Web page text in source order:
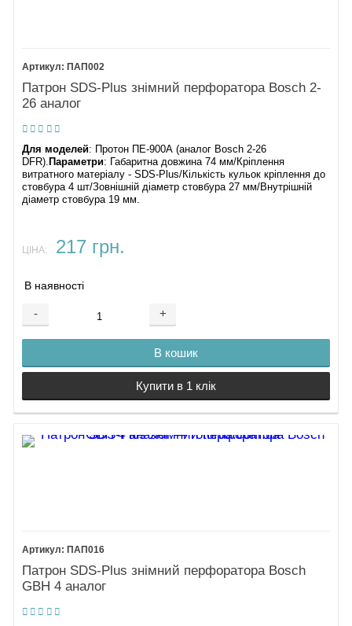
ПАП002
Патрон SDS-Plus знімний перфоратора Bosch 2-
26 аналог
Для моделей: Протон ПЕ-900А (аналог Bosch 2-26
DFR). Параметри: Габаритна довжина 74 мм/Кріплення
витратного матеріалу - SDS-Plus/Кількість кульок кріплення до
стовбура 4 шт/Зовнішній діаметр стовбура 27 мм/Внутрішній
діаметр стовбура 19 мм.
ЦІНА: 217 грн.
В наявності
- +
В кошик
Купити в 1 клік
ПАП016
Патрон SDS-Plus знімний перфоратора Bosch
GBH 4 аналог